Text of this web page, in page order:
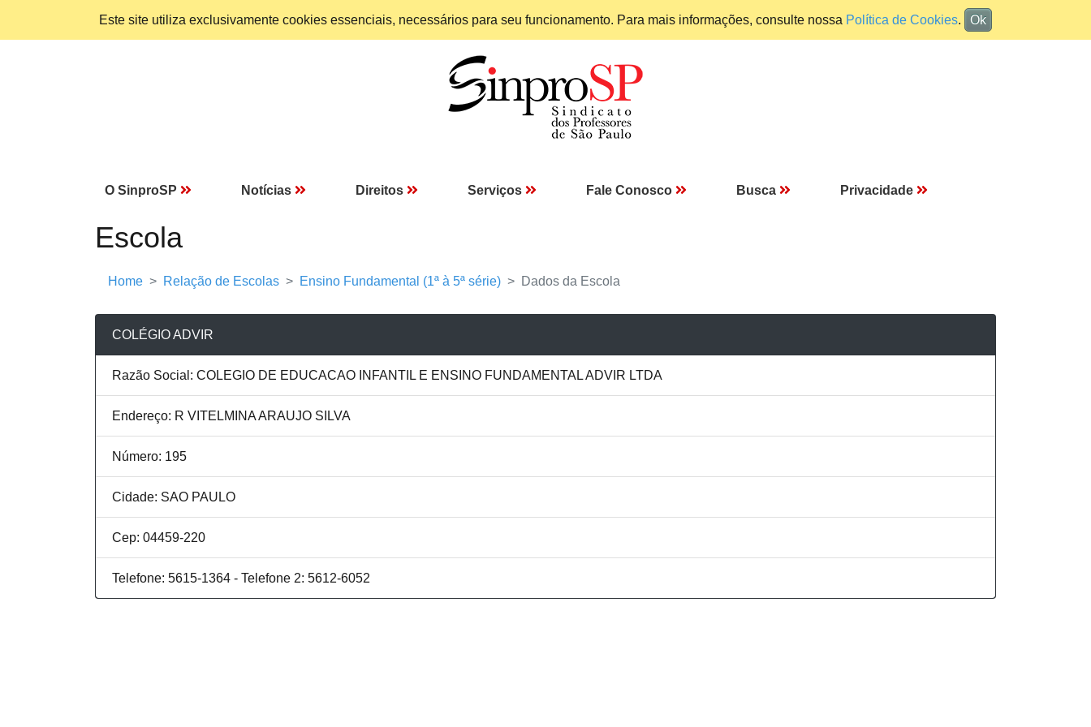
Este site utiliza exclusivamente cookies essenciais, necessários para seu funcionamento. Para mais informações, consulte nossa Política de Cookies. Ok
O SinproSP Notícias Direitos Serviços Fale Conosco Busca Privacidade
Escola
Home Relação de Escolas Ensino Fundamental (1ª à 5ª série) Dados da Escola
COLÉGIO ADVIR
Razão Social: COLEGIO DE EDUCACAO INFANTIL E ENSINO FUNDAMENTAL ADVIR LTDA
Endereço: R VITELMINA ARAUJO SILVA
Número: 195
Cidade: SAO PAULO
Cep: 04459-220
Telefone: 5615-1364 - Telefone 2: 5612-6052